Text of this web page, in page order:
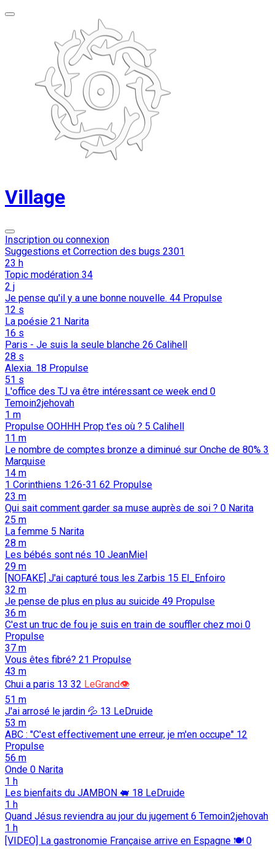
Village
Inscription ou connexion
Suggestions et Correction des bugs 2301
23 h
Topic modération 34
2 j
Je pense qu'il y a une bonne nouvelle. 44 Propulse
12 s
La poésie 21 Narita
16 s
Paris - Je suis la seule blanche 26 Calihell
28 s
Alexia. 18 Propulse
51 s
L'office des TJ va être intéressant ce week end 0
Temoin2jehovah
1 m
Propulse OOHHH Prop t'es où ? 5 Calihell
11 m
Le nombre de comptes bronze a diminué sur Onche de 80% 3
Marquise
14 m
1 Corinthiens 1:26-31 62 Propulse
23 m
Qui sait comment garder sa muse auprès de soi ? 0 Narita
25 m
La femme 5 Narita
28 m
Les bébés sont nés 10 JeanMiel
29 m
[NOFAKE] J'ai capturé tous les Zarbis 15 El_Enfoiro
32 m
Je pense de plus en plus au suicide 49 Propulse
36 m
C'est un truc de fou je suis en train de souffler chez moi 0
Propulse
37 m
Vous êtes fibré? 21 Propulse
43 m
Chui a paris 13 32 LeGrand👁️
51 m
J'ai arrosé le jardin 💦 13 LeDruide
53 m
ABC : "C'est effectivement une erreur, je m'en occupe" 12
Propulse
56 m
Onde 0 Narita
1 h
Les bienfaits du JAMBON 🐖️ 18 LeDruide
1 h
Quand Jésus reviendra au jour du jugement 6 Temoin2jehovah
1 h
[VIDEO] La gastronomie Française arrive en Espagne 🍽️ 0